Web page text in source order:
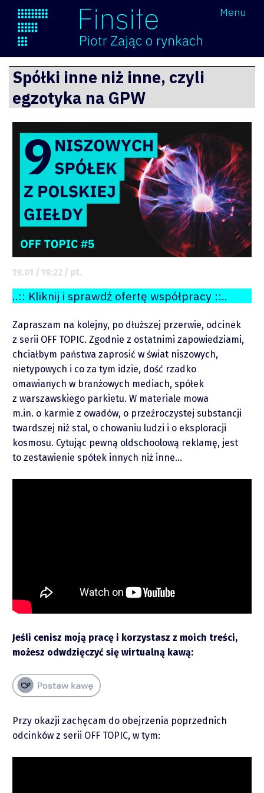
Menu
O mnie
Zastrzeżenie
Współpraca
Wsparcie
Podcasty
Video
Przejdź
do
treści
Spółki inne niż inne, czyli
egzotyka na GPW
19.01 / 19:22 / pt.
..:: Kliknij i sprawdź ofertę współpracy ::..
Zapraszam na kolejny, po dłuższej przerwie, odcinek
z serii OFF TOPIC. Zgodnie z ostatnimi zapowiedziami,
chciałbym państwa zaprosić w świat niszowych,
nietypowych i co za tym idzie, dość rzadko
omawianych w branżowych mediach, spółek
z warszawskiego parkietu. W materiale mowa
m.in. o karmie z owadów, o przeźroczystej substancji
twardszej niż stal, o chowaniu ludzi i o eksploracji
kosmosu. Cytując pewną oldschoolową reklamę, jest
to zestawienie spółek innych niż inne…
Jeśli cenisz moją pracę i korzystasz z moich treści,
możesz odwdzięczyć się wirtualną kawą:
Przy okazji zachęcam do obejrzenia poprzednich
odcinków z serii OFF TOPIC, w tym: